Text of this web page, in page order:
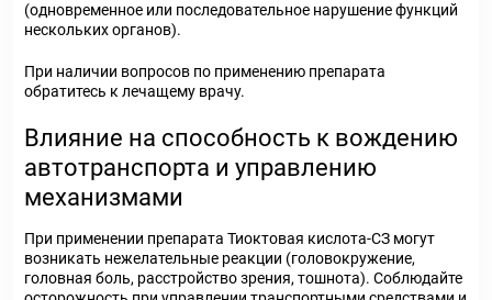
(одновременное или последовательное нарушение функций
нескольких органов).
При наличии вопросов по применению препарата
обратитесь к лечащему врачу.
Влияние на способность к вождению
автотранспорта и управлению
механизмами
При применении препарата Тиоктовая кислота-СЗ могут
возникать нежелательные реакции (головокружение,
головная боль, расстройство зрения, тошнота). Соблюдайте